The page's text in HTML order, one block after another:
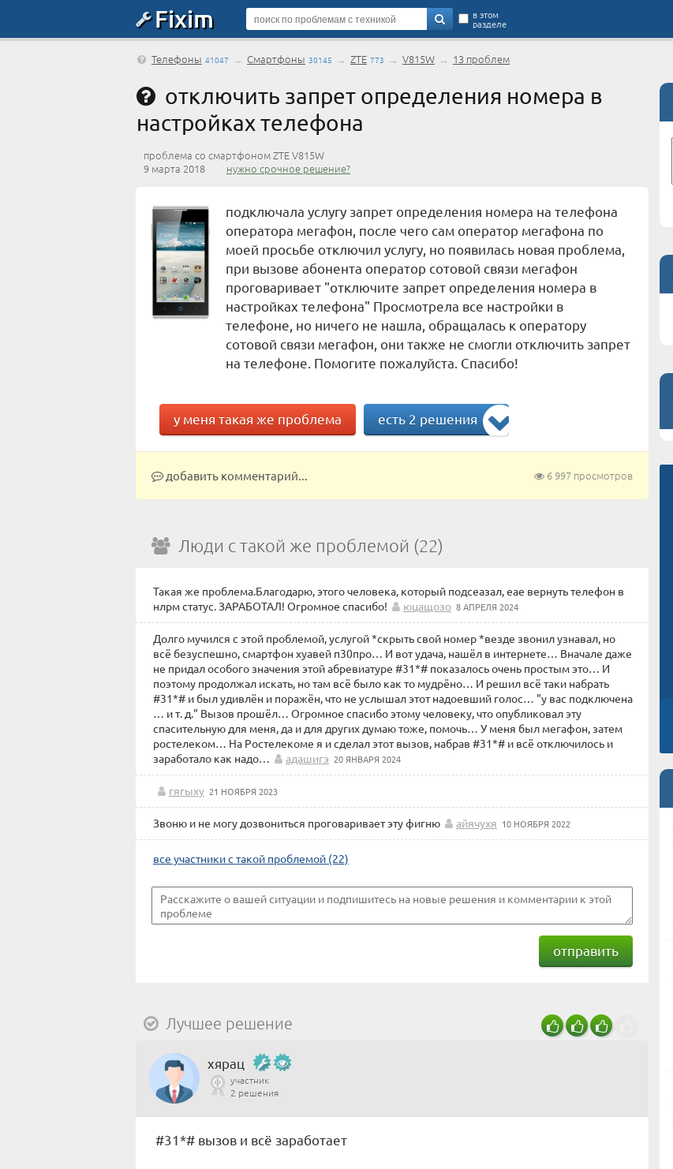
Fixim в этом
разделе
Телефоны 41047 → Смартфоны 30145 → ZTE 773 → V815W → 13 проблем
отключить запрет определения номера в
настройках телефона
проблема со смартфоном ZTE V815W
9 марта 2018 нужно срочное решение?
подключала услугу запрет определения номера на телефона
оператора мегафон, после чего сам оператор мегафона по
моей просьбе отключил услугу, но появилась новая проблема,
при вызове абонента оператор сотовой связи мегафон
проговаривает "отключите запрет определения номера в
настройках телефона" Просмотрела все настройки в
телефоне, но ничего не нашла, обращалась к оператору
сотовой связи мегафон, они также не смогли отключить запрет
на телефоне. Помогите пожалуйста. Спасибо!
у меня такая же проблема есть 2 решения
6 997 просмотров
добавить комментарий...
Люди с такой же проблемой (22)
Такая же проблема.Благодарю, этого человека, который подсеазал, еае вернуть телефон в
нлрм статус. ЗАРАБОТАЛ! Огромное спасибо!
юцащозо 8 АПРЕЛЯ 2024
Долго мучился с этой проблемой, услугой *скрыть свой номер *везде звонил узнавал, но
всё безуспешно, смартфон хуавей п30про… И вот удача, нашёл в интернете… Вначале даже
не придал особого значения этой абревиатуре #31*# показалось очень простым это… И
поэтому продолжал искать, но там всё было как то мудрёно… И решил всё таки набрать
#31*# и был удивлён и поражён, что не услышал этот надоевший голос… "у вас подключена
… и т. д." Вызов прошёл… Огромное спасибо этому человеку, что опубликовал эту
спасительную для меня, да и для других думаю тоже, помочь… У меня был мегафон, затем
ростелеком… На Ростелекоме я и сделал этот вызов, набрав #31*# и всё отключилось и
заработало как надо…
адашигэ 20 ЯНВАРЯ 2024
гягыху 21 НОЯБРЯ 2023
Звоню и не могу дозвониться проговаривает эту фигню айячухя 10 НОЯБРЯ 2022
все участники с такой проблемой (22)
отправить
Лучшее решение
хярац
участник
2 решения
#31*# вызов и всё заработает